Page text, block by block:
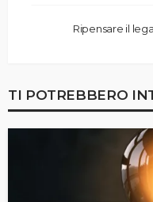
Ripensare il
TI POTREBBERO